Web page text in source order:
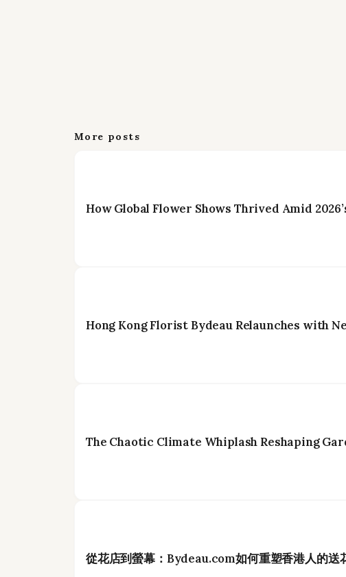
More posts
How Global Flower Shows Thrived Amid
Hong Kong Florist Bydeau Relaunches with
The Chaotic Climate Whiplash Reshaping
從花店到螢幕：Bydeau.com如何重塑香港人的送